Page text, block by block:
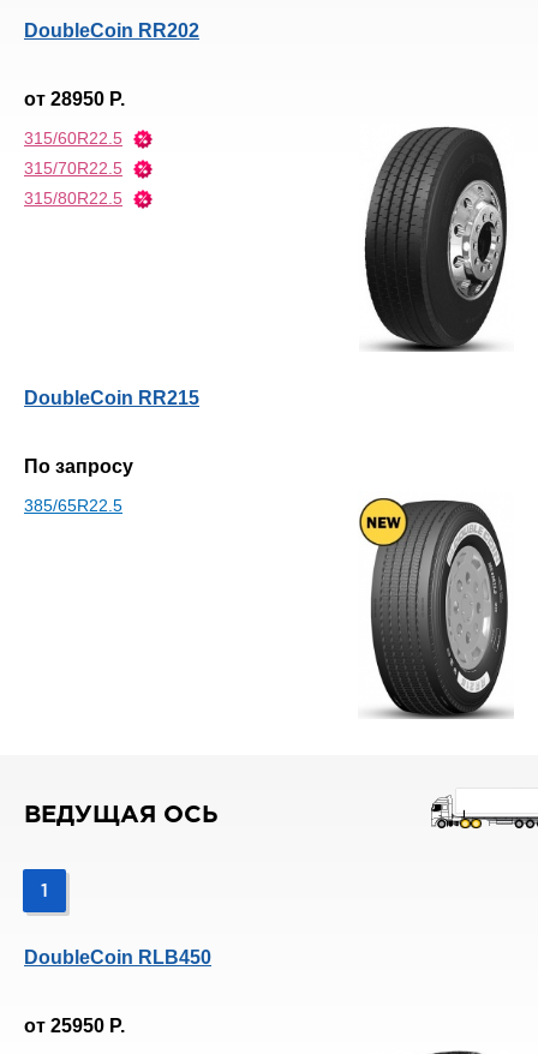
DoubleCoin RR202
от 28950 Р.
315/60R22.5
315/70R22.5
315/80R22.5
DoubleCoin RR215
По запросу
385/65R22.5
ВЕДУЩАЯ ОСЬ
1
DoubleCoin RLB450
от 25950 Р.